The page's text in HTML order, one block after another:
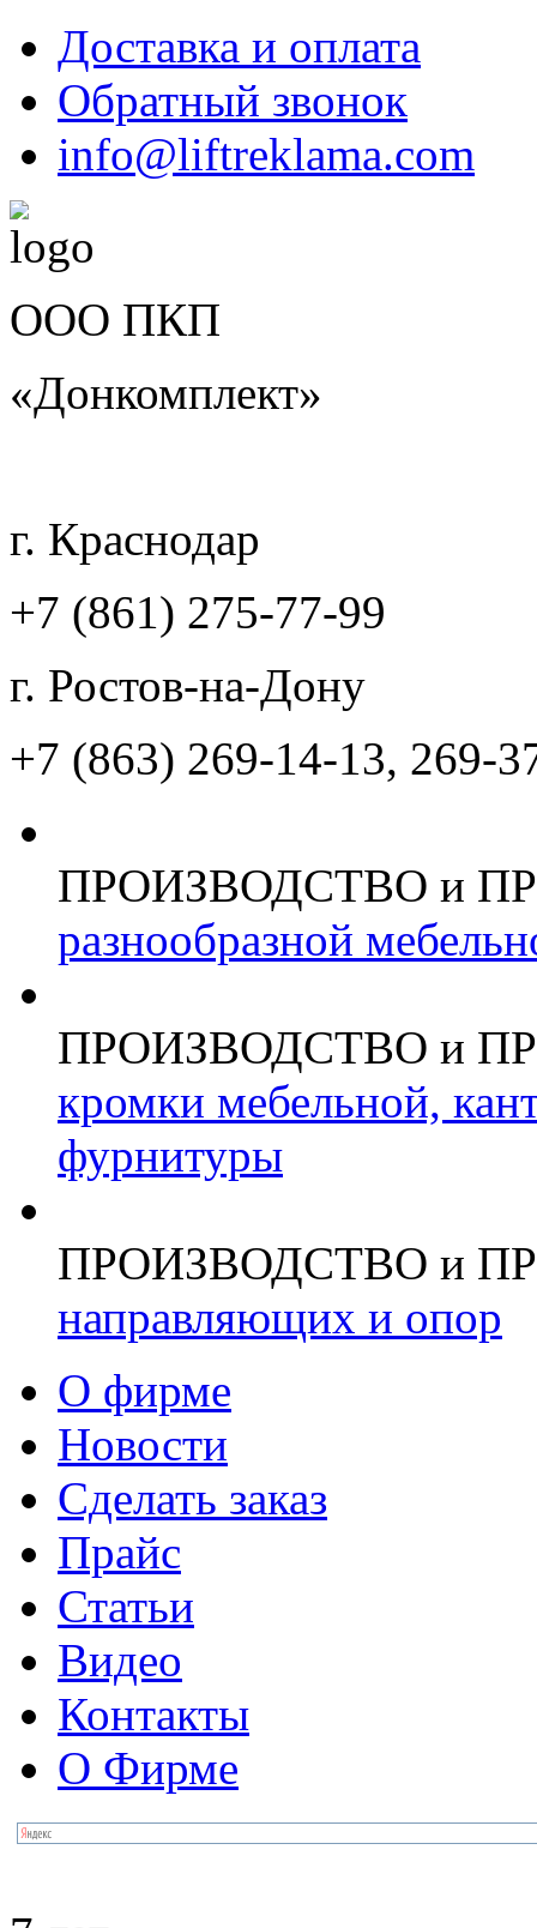
Доставка и оплата
Обратный звонок
info@liftreklama.com
ООО ПКП
«Донкомплект»
г. Краснодар
+7 (861) 275-77-99
г. Ростов-на-Дону
+7 (863) 269-14-13, 269-
ПРОИЗВОДСТВО и
разнообразной
ПРОИЗВОДСТВО и
кромки мебельной,
фурнитуры
ПРОИЗВОДСТВО и
направляющих и опор
О фирме
Новости
Сделать заказ
Прайс
Статьи
Видео
Контакты
О Фирме